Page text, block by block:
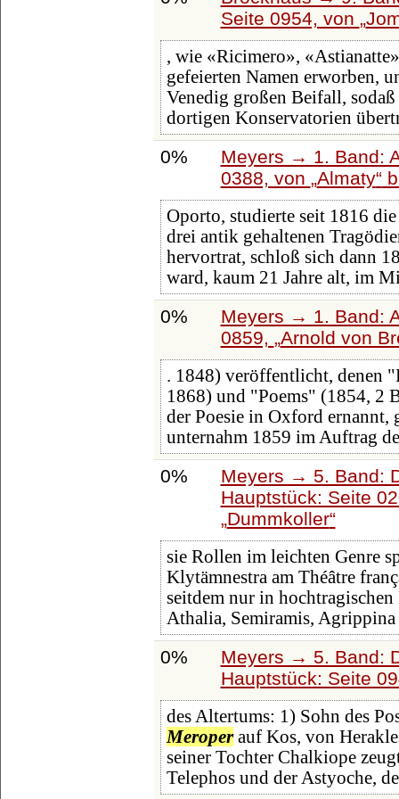
Seite 0954, von
, wie «Ricimero»,
gefeierten Namen erworben,
Venedig großen Beifall,
dortigen Konservatorien
0%
Meyers → 1. Band:
0388, von Almaty
Oporto, studierte seit 1816
drei antik gehaltenen
hervortrat, schloß sich dann
ward, kaum 21 Jahre alt, im
0%
Meyers → 1. Band:
0859,
Arnold von
. 1848) veröffentlicht, denen
1868) und "Poems" (1854, 2
der Poesie in Oxford ernannt,
unternahm 1859 im Auftrag
0%
Meyers → 5. Band:
Hauptstück: Seite
Dummkoller
sie Rollen im leichten Genre
Klytämnestra am Théâtre
seitdem nur in
Athalia, Semiramis, Agrippina
0%
Meyers → 5. Band:
Hauptstück: Seite
des Altertums: 1) Sohn des
Meroperauf Kos, von
seiner Tochter Chalkiope
Telephos und der Astyoche,